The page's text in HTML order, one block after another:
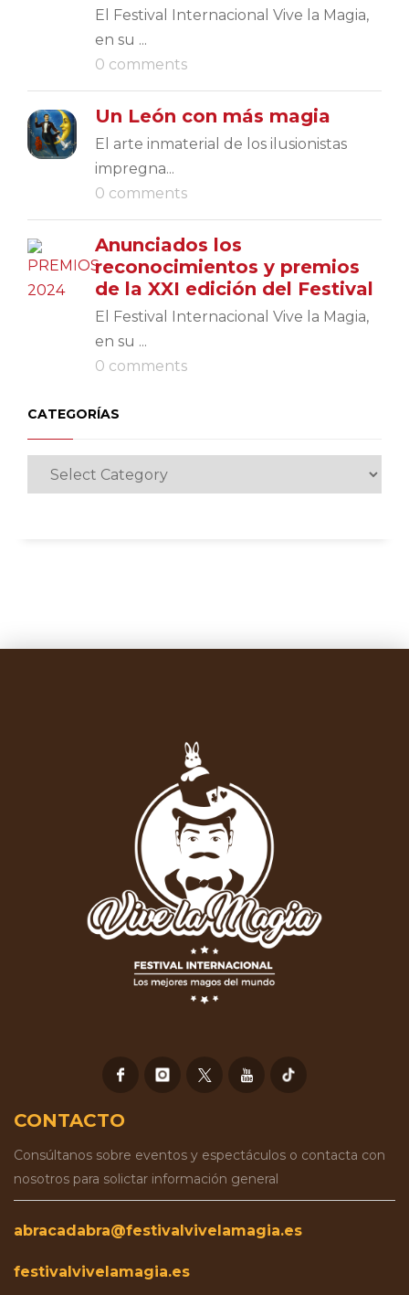
El Festival Internacional Vive la Magia,
en su ...
0 comments
Un León con más magia
El arte inmaterial de los ilusionistas
impregna...
0 comments
Anunciados los
reconocimientos y premios
de la XXI edición del Festival
El Festival Internacional Vive la Magia,
en su ...
0 comments
CATEGORÍAS
CONTACTO
Consúltanos sobre eventos y espectáculos o contacta con
nosotros para solictar información general
abracadabra@festivalvivelamagia.es
festivalvivelamagia.es